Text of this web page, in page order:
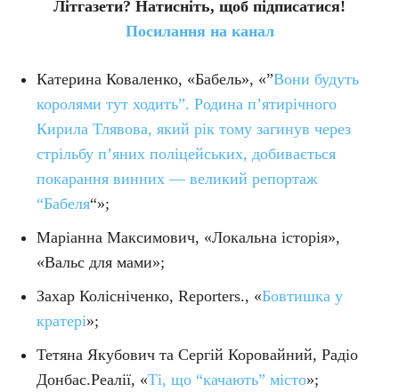
Літгазети? Натисніть, щоб підписатися!
Посилання на канал
Катерина Коваленко, «Бабель», «”Вони будуть
королями тут ходить”. Родина п’ятирічного
Кирила Тлявова, який рік тому загинув через
стрільбу п’яних поліцейських, добивається
покарання винних — великий репортаж
“Бабеля“»;
Маріанна Максимович, «Локальна історія»,
«Вальс для мами»;
Захар Колісніченко, Reporters., «Бовтишка у
кратері»;
Тетяна Якубович та Сергій Коровайний, Радіо
Донбас.Реалії, «Ті, що “качають” місто»;